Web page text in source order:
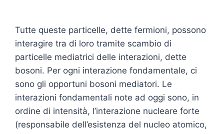
Tutte queste particelle, dette fermioni, possono
interagire tra di loro tramite scambio di
particelle mediatrici delle interazioni, dette
bosoni. Per ogni interazione fondamentale, ci
sono gli opportuni bosoni mediatori. Le
interazioni fondamentali note ad oggi sono, in
ordine di intensità, l’interazione nucleare forte
(responsabile dell’esistenza del nucleo atomico,